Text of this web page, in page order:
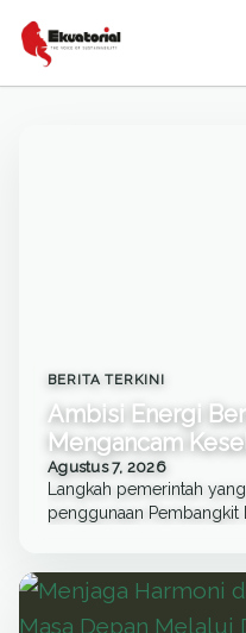
BERITA TERKINI
Ambisi Energi
Mengancam
Agustus 7, 2026
Langkah pemerintah
penggunaan Pembangkit
berlangsung…